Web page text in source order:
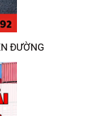
ĐƯỜNG